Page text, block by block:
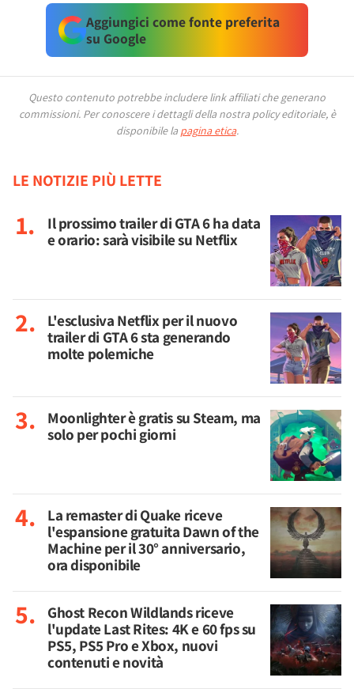
Aggiungici come fonte preferita
su Google
Questo contenuto potrebbe includere link affiliati che generano
commissioni. Per conoscere i dettagli della nostra policy editoriale, è
disponibile la pagina etica.
LE NOTIZIE PIÙ LETTE
Il prossimo trailer di GTA 6 ha data
e orario: sarà visibile su Netflix
L'esclusiva Netflix per il nuovo
trailer di GTA 6 sta generando
molte polemiche
Moonlighter è gratis su Steam, ma
solo per pochi giorni
La remaster di Quake riceve
l'espansione gratuita Dawn of the
Machine per il 30° anniversario,
ora disponibile
Ghost Recon Wildlands riceve
l'update Last Rites: 4K e 60 fps su
PS5, PS5 Pro e Xbox, nuovi
contenuti e novità